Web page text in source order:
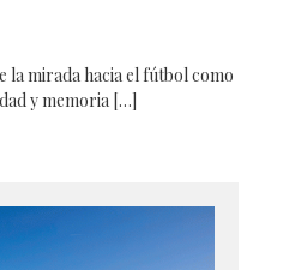
la mirada hacia el fútbol como
y memoria […]